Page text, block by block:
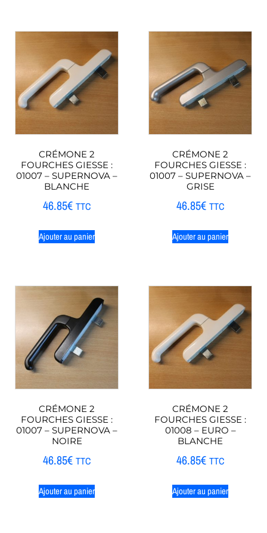
CRÉMONE 2
FOURCHES GIESSE :
01007 – SUPERNOVA –
BLANCHE
46.85€ TTC
Ajouter au panier
CRÉMONE 2
FOURCHES GIESSE :
01007 – SUPERNOVA –
GRISE
46.85€ TTC
Ajouter au panier
CRÉMONE 2
FOURCHES GIESSE :
01007 – SUPERNOVA –
NOIRE
46.85€ TTC
Ajouter au panier
CRÉMONE 2
FOURCHES GIESSE :
01008 – EURO –
BLANCHE
46.85€ TTC
Ajouter au panier